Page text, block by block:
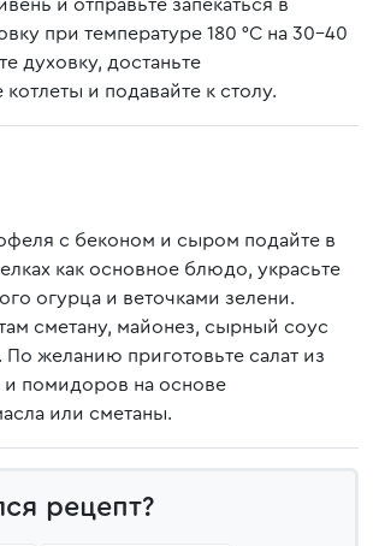
и отправьте запекаться в
при температуре 180 °C на 30-40
духовку, достаньте
и подавайте к столу.
с беконом и сыром подайте в
как основное блюдо, украсьте
огурца и веточками зелени.
сметану, майонез, сырный соус
По желанию приготовьте салат из
и помидоров на основе
или сметаны.
рецепт?